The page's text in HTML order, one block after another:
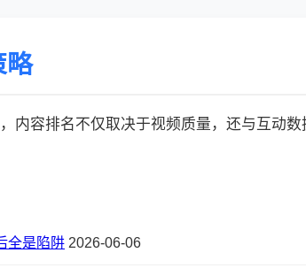
略
内容排名不仅取决于视频质量，还与互动
全是陷阱 2026-06-06